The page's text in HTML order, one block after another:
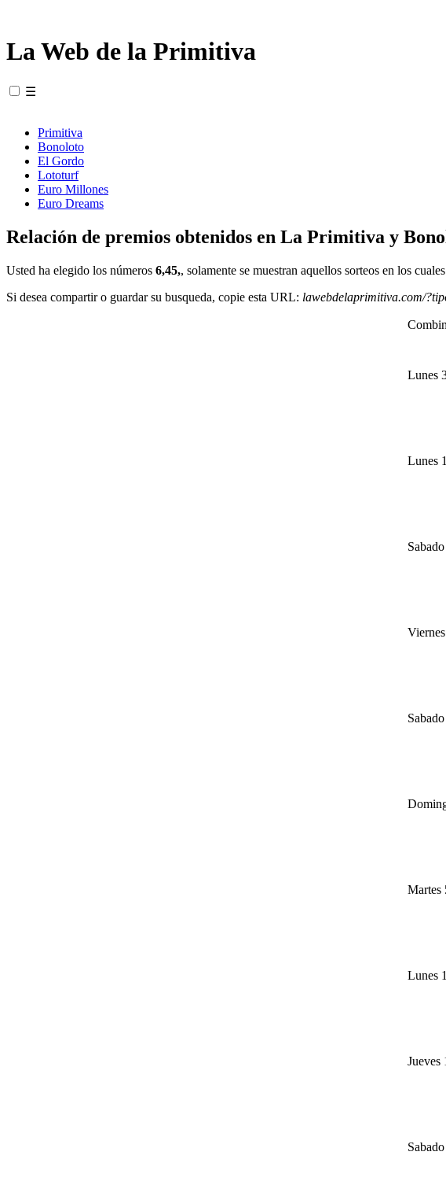
La Web de la Primitiva
☰
Primitiva
Bonoloto
El Gordo
Lototurf
Euro Millones
Euro Dreams
Relación de premios obtenidos en La Primitiva y
Usted ha elegido los números 6,45,, solamente se muestran aquellos sorteos en los
Si desea compartir o guardar su busqueda, copie esta URL: lawebdelaprimitiva.com/
Lunes
Lunes
Martes
Lunes
Jueves